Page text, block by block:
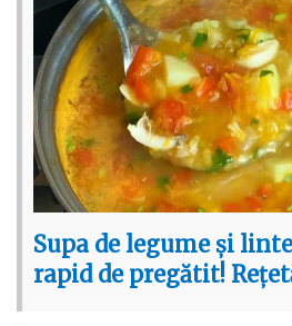
Supa de legume și
rapid de pregătit!